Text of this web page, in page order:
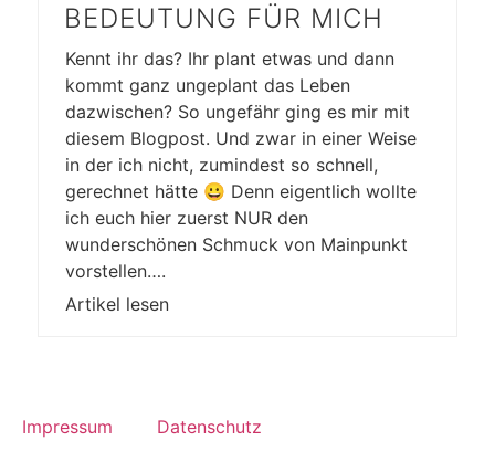
EDEUTUNG FÜR MICH
Kennt ihr das? Ihr plant etwas und dann
kommt ganz ungeplant das Leben
dazwischen? So ungefähr ging es mir mit
diesem Blogpost. Und zwar in einer Weise
in der ich nicht, zumindest so schnell,
gerechnet hätte 😀 Denn eigentlich wollte
ich euch hier zuerst NUR den
wunderschönen Schmuck von Mainpunkt
vorstellen….
Artikel lesen
Impressum Datenschutz